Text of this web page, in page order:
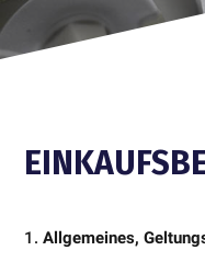
Allgemeines,